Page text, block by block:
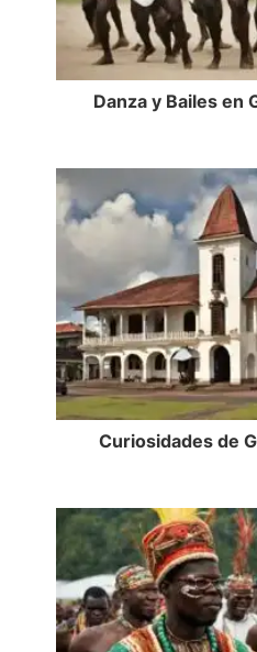
Danza y Bailes en
Curiosidades de